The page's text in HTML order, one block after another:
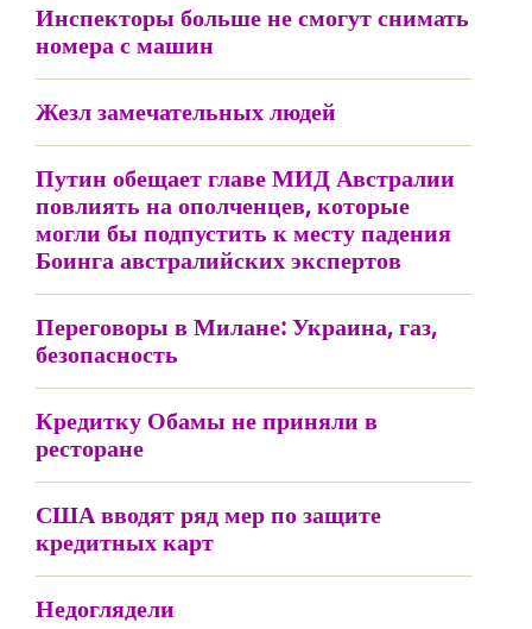
Инспекторы больше не смогут снимать
номера с машин
Жезл замечательных людей
Путин обещает главе МИД Австралии
повлиять на ополченцев, которые
могли бы подпустить к месту падения
Боинга австралийских экспертов
Переговоры в Милане: Украина, газ,
безопасность
Кредитку Обамы не приняли в
ресторане
США вводят ряд мер по защите
кредитных карт
Недоглядели